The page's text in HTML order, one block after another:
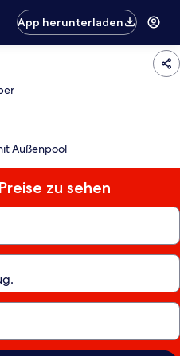
App herunterladen
Außenpool
zu sehen